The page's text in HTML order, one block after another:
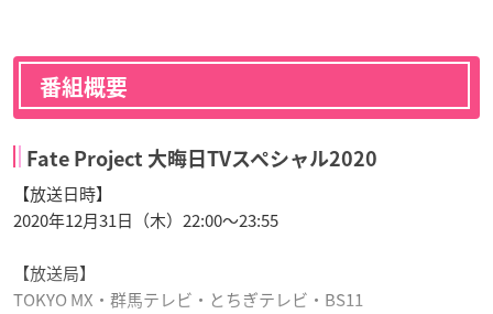
番組概要
Fate Project 大晦日TVスペシャル2020
【放送日時】
2020年12月31日（木）22:00～23:55
【放送局】
TOKYO MX・群馬テレビ・とちぎテレビ・BS11